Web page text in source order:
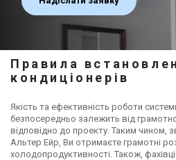
Правила
кондиціонерів
Якість та ефективність роботи
безпосередньо залежить від
відповідно до проекту. Таким чином,
Альтер Ейр, Ви отримаєте грамотні
холодопродуктивності. Також,